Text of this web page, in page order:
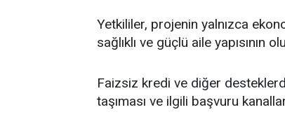
Yetkililer, projenin yalnızca
sağlıklı ve güçlü aile yapısının
Faizsiz kredi ve diğer
taşıması ve ilgili başvuru